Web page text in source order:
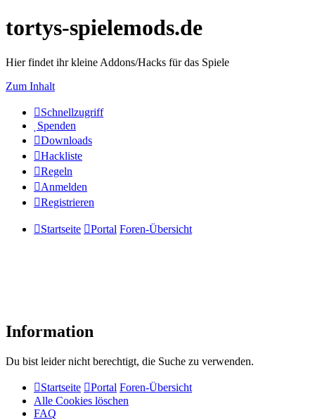
tortys-spielemods.de
Hier findet ihr kleine Addons/Hacks für das Spiele
Zum Inhalt
Schnellzugriff
Spenden
Downloads
Hackliste
Regeln
Anmelden
Registrieren
Startseite Portal Foren-Übersicht
Information
Du bist leider nicht berechtigt, die Suche zu verwenden.
Startseite Portal Foren-Übersicht
Alle Cookies löschen
FAQ